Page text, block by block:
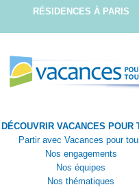
RÉSIDENCES À PARIS
DÉCOUVRIR VACANCES POUR
Partir avec Vacances pour
Nos engagements
Nos équipes
Nos thématiques